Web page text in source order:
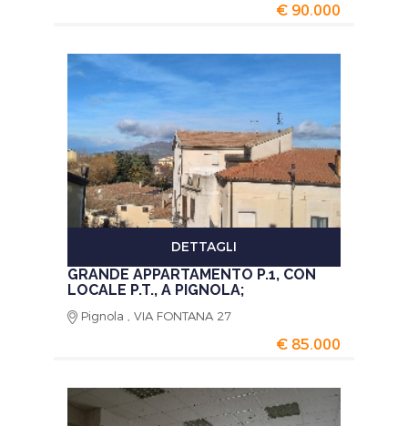
€ 90.000
DETTAGLI
GRANDE APPARTAMENTO P.1, CON
LOCALE P.T., A PIGNOLA;
Pignola , VIA FONTANA 27
€ 85.000